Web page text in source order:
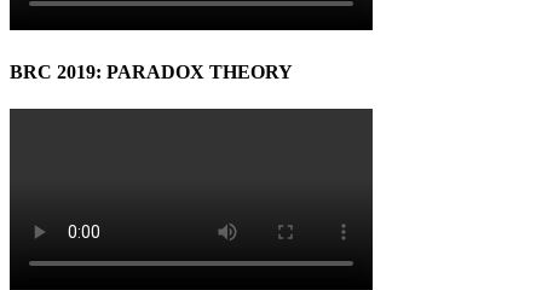
BRC 2019: PARADOX THEORY